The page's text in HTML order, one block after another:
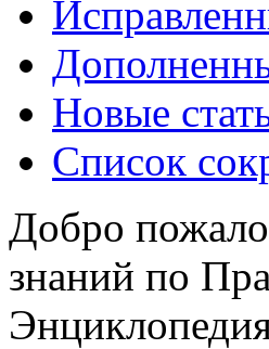
Новые
Список
Добро
знаний по